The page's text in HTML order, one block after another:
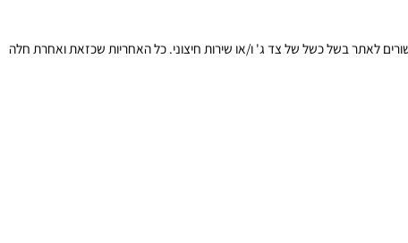
בפרסומת לבין דף המוצר, למשתמש לא תהיה אף טענה בעניין.
ו/או משלימים וכדומה.
לאתר בשל כשל של צד ג' ו/או שירות חיצוני. כל האחריות שכזאת ואחרת חלה